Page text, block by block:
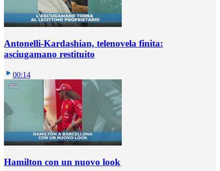
Antonelli-Kardashian, telenovela finita:
asciugamano restituito
00:14
Hamilton con un nuovo look